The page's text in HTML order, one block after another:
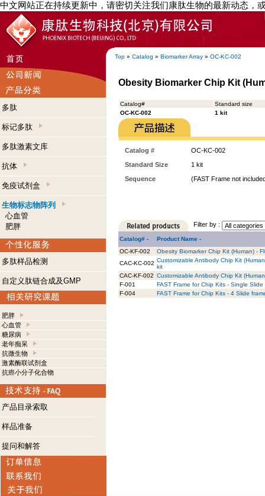
中文网站正在持续更新中，请密切关注我们康肽生物的最新动态，
Top » Catalog » Biomarker Array » OC-KC-002
多肽
标记多肽
多肽激素文库
抗体
免疫试剂盒
生物标志物阵列
心血管
肥胖
多肽样品检测
自定义肽链合成及GMP
肥胖
心血管
糖尿病
老年痴呆
抗微生物
激素酶联试剂盒
抗癌小分子化合物
产品目录索取
样品准备
提问和解答
Obesity Biomarker Chip Kit
Catalog#
Standard size
OC-KC-002
1 kit
Catalog #
OC-KC-002
Standard Size
1 kit
Sequence
(FAST Frame not
Filter by :
Catalog# -
Product Name -
OC-KF-002
Obesity Biomarker Chip Kit (Human) -
CAC-KC-002 Customizable Antibody Chip Kit
kit
CAC-KF-002 Customizable Antibody Chip Kit
F-001
FAST Frame for Chip Kits - Single Slide
F-004
FAST Frame for Chip Kits - 4 Slide